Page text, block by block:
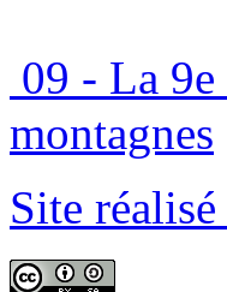
09 - La
montagnes
Site